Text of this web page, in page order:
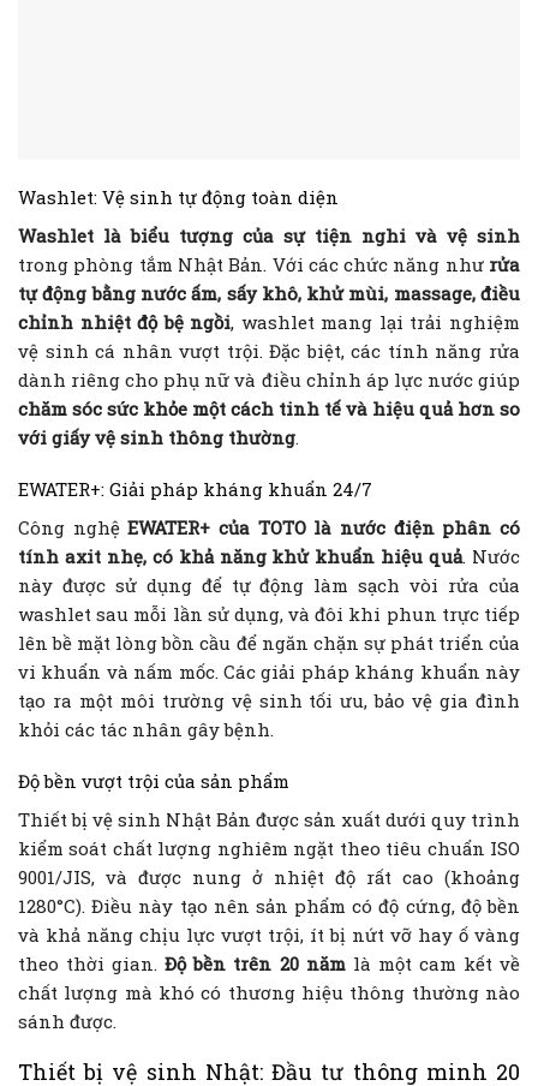
Washlet: Vệ sinh tự động toàn diện
Washlet là biểu tượng của sự tiện nghi và vệ sinh
trong phòng tắm Nhật Bản. Với các chức năng như rửa
tự động bằng nước ấm, sấy khô, khử mùi, massage, điều
chỉnh nhiệt độ bệ ngồi, washlet mang lại trải nghiệm
vệ sinh cá nhân vượt trội. Đặc biệt, các tính năng rửa
dành riêng cho phụ nữ và điều chỉnh áp lực nước giúp
chăm sóc sức khỏe một cách tinh tế và hiệu quả hơn so
với giấy vệ sinh thông thường.
EWATER+: Giải pháp kháng khuẩn 24/7
Công nghệEWATER+ của TOTO là nước điện phân có
tính axit nhẹ, có khả năng khử khuẩn hiệu quả. Nước
này được sử dụng để tự động làm sạch vòi rửa của
washlet sau mỗi lần sử dụng, và đôi khi phun trực tiếp
lên bề mặt lòng bồn cầu để ngăn chặn sự phát triển của
vi khuẩn và nấm mốc. Các giải pháp kháng khuẩn này
tạo ra một môi trường vệ sinh tối ưu, bảo vệ gia đình
khỏi các tác nhân gây bệnh.
Độ bền vượt trội của sản phẩm
Thiết bị vệ sinh Nhật Bản được sản xuất dưới quy trình
kiểm soát chất lượng nghiêm ngặt theo tiêu chuẩn ISO
9001/JIS, và được nung ở nhiệt độ rất cao (khoảng
1280°C). Điều này tạo nên sản phẩm có độ cứng, độ bền
và khả năng chịu lực vượt trội, ít bị nứt vỡ hay ố vàng
theo thời gian.Độ bền trên 20 nămlà một cam kết về
chất lượng mà khó có thương hiệu thông thường nào
sánh được.
Thiết bị vệ sinh Nhật: Đầu tư thông minh 20